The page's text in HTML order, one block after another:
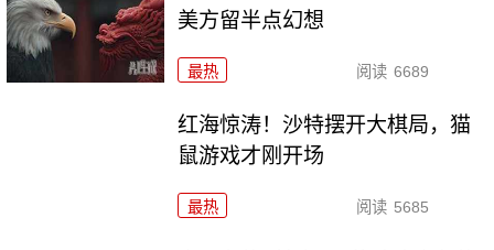
美方留半点幻想
最热 阅读 6689
红海惊涛！沙特摆开大棋局，猫
鼠游戏才刚开场
最热 阅读 5685